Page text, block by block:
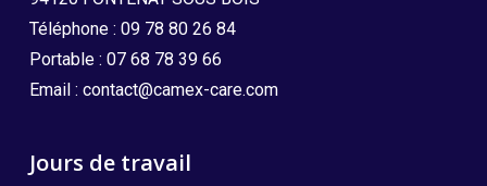
Téléphone : 09 78 80 26 84
Portable : 07 68 78 39 66
Email : contact@camex-care.com
Jours de travail